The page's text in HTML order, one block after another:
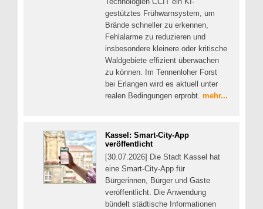
gestütztes Frühwarnsystem, um
Brände schneller zu erkennen,
Fehlalarme zu reduzieren und
insbesondere kleinere oder kritische
Waldgebiete effizient überwachen
zu können. Im Tennenloher Forst
bei Erlangen wird es aktuell unter
realen Bedingungen erprobt. mehr...
Kassel: Smart-City-App
veröffentlicht
[30.07.2026] Die Stadt Kassel hat
eine Smart-City-App für
Bürgerinnen, Bürger und Gäste
veröffentlicht. Die Anwendung
bündelt städtische Informationen